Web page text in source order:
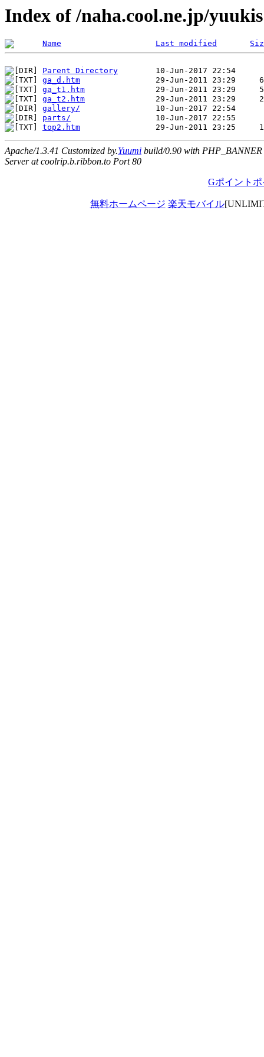
Index of /naha.cool.ne.jp/yuukis
Name Last modified
Parent Directory
ga_d.htm
ga_t1.htm
ga_t2.htm
gallery/
parts/
top2.htm
Apache/1.3.41 Customized by.Yuumi build/0.90 with PHP_BANNER
Server at coolrip.b.ribbon.to Port 80
Gポイント
無料ホームページ 楽天モバイル